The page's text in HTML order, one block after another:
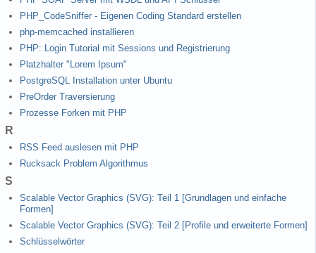
PHP_CodeSniffer - Eigenen Coding Standard erstellen
php-memcached installieren
PHP: Login Tutorial mit Sessions und Registrierung
Platzhalter "Lorem Ipsum"
PostgreSQL Installation unter Ubuntu
PreOrder Traversierung
Prozesse Forken mit PHP
R
RSS Feed auslesen mit PHP
Rucksack Problem Algorithmus
S
Scalable Vector Graphics (SVG): Teil 1 [Grundlagen und einfache
Formen]
Scalable Vector Graphics (SVG): Teil 2 [Profile und erweiterte Formen]
Schlüsselwörter